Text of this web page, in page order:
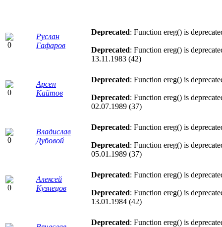
Руслан
Гафаров
Deprecated: Function ereg() is
Deprecated: Function ereg() is
13.11.1983 (42)
Арсен
Кайтов
Deprecated: Function ereg() is
Deprecated: Function ereg() is
02.07.1989 (37)
Владислав
Дубовой
Deprecated: Function ereg() is
Deprecated: Function ereg() is
05.01.1989 (37)
Алексей
Кузнецов
Deprecated: Function ereg() is
Deprecated: Function ereg() is
13.01.1984 (42)
Deprecated: Function ereg() is